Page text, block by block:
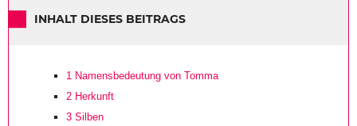
INHALT DIESES BEITRAGS
1 Namensbedeutung von Tomma
2 Herkunft
3 Silben